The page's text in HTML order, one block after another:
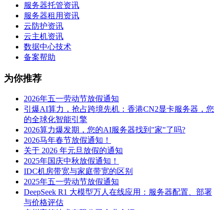
服务器托管资讯
服务器租用资讯
云防护资讯
云主机资讯
数据中心技术
备案帮助
为你推荐
2026年五一劳动节放假通知
引爆AI算力，抢占跨境先机：香港CN2显卡服务器，您
的全球化智能引擎
2026算力爆发期，您的AI服务器找到"家"了吗?
2026马年春节放假通知！
关于 2026 年元旦放假的通知
2025年国庆中秋放假通知！
IDC机房带宽与家庭带宽的区别
2025年五一劳动节放假通知
DeepSeek R1 大模型万人在线应用：服务器配置、部署
与价格评估